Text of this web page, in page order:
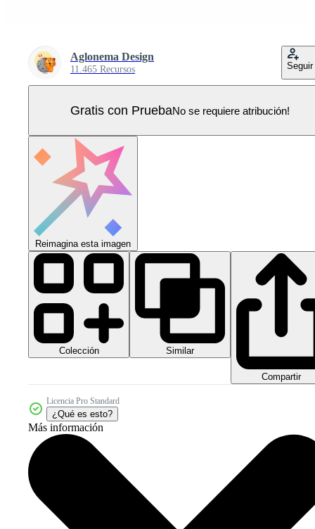
Aglonema Design
11.465 Recursos Seguir
Gratis con PruebaNo se requiere atribución!
Reimagina esta imagen
Colección Similar
Compartir
Licencia Pro Standard
¿Qué es esto?
Más información